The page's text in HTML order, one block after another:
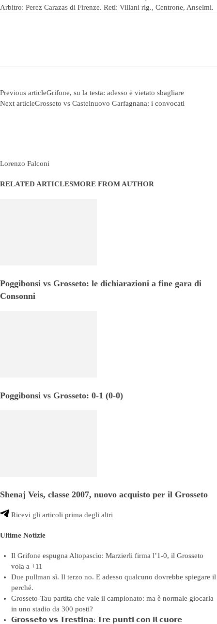
Arbitro: Perez Carazas di Firenze. Reti: Villani rig., Centrone, Anselmi.
Previous articleGrifone, su la testa: adesso è vietato sbagliare
Next articleGrosseto vs Castelnuovo Garfagnana: i convocati
Lorenzo Falconi
RELATED ARTICLESMORE FROM AUTHOR
Poggibonsi vs Grosseto: le dichiarazioni a fine gara di
Consonni
Poggibonsi vs Grosseto: 0-1 (0-0)
Shenaj Veis, classe 2007, nuovo acquisto per il Grosseto
Ricevi gli articoli prima degli altri
Ultime Notizie
Il Grifone espugna Altopascio: Marzierli firma l’1-0, il Grosseto
vola a +11
Due pullman sì. Il terzo no. E adesso qualcuno dovrebbe spiegare il
perché.
Grosseto-Tau partita che vale il campionato: ma è normale giocarla
in uno stadio da 300 posti?
𝗚𝗿𝗼𝘀𝘀𝗲𝘁𝗼 𝘃𝘀 𝗧𝗿𝗲𝘀𝘁𝗶𝗻𝗮: 𝗧𝗿𝗲 𝗽𝘂𝗻𝘁𝗶 𝗰𝗼𝗻 𝗶𝗹 𝗰𝘂𝗼𝗿𝗲